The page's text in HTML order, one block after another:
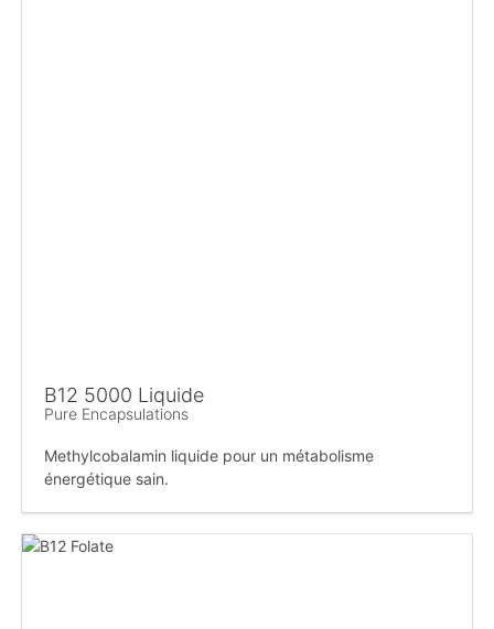
B12 5000 Liquide
Pure Encapsulations
Methylcobalamin liquide pour un métabolisme
énergétique sain.